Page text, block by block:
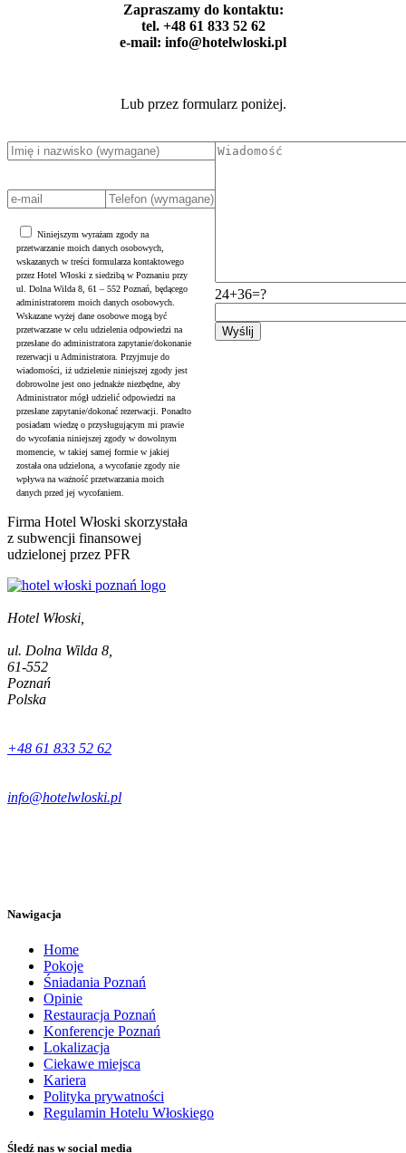
Zapraszamy do kontaktu:
tel. +48 61 833 52 62
e-mail: info@hotelwloski.pl
Lub przez formularz poniżej.
Niniejszym wyrażam zgody na
przetwarzanie moich danych osobowych,
wskazanych w treści formularza kontaktowego
przez Hotel Włoski z siedzibą w Poznaniu przy
ul. Dolna Wilda 8, 61 – 552 Poznań, będącego
administratorem moich danych osobowych.
Wskazane wyżej dane osobowe mogą być
przetwarzane w celu udzielenia odpowiedzi na
przesłane do administratora zapytanie/dokonanie
rezerwacji u Administratora. Przyjmuje do
wiadomości, iż udzielenie niniejszej zgody jest
dobrowolne jest ono jednakże niezbędne, aby
Administrator mógł udzielić odpowiedzi na
przesłane zapytanie/dokonać rezerwacji. Ponadto
posiadam wiedzę o przysługującym mi prawie
do wycofania niniejszej zgody w dowolnym
momencie, w takiej samej formie w jakiej
została ona udzielona, a wycofanie zgody nie
wpływa na ważność przetwarzania moich
danych przed jej wycofaniem.
Firma Hotel Włoski skorzystała
z subwencji finansowej
udzielonej przez PFR
24+36=?
Hotel Włoski,
ul. Dolna Wilda 8,
61-552
Poznań
Polska
+48 61 833 52 62
info@hotelwloski.pl
Nawigacja
Home
Pokoje
Śniadania Poznań
Opinie
Restauracja Poznań
Konferencje Poznań
Lokalizacja
Ciekawe miejsca
Kariera
Polityka prywatności
Regulamin Hotelu Włoskiego
Śledź nas w social media